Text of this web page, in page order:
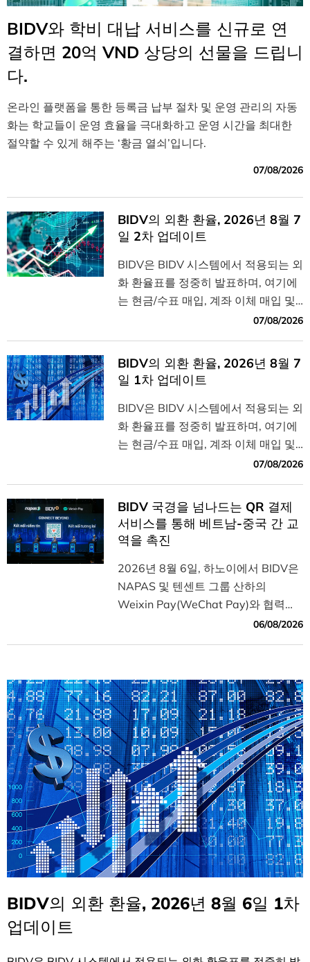
BIDV와 학비 대납 서비스를 신규로 연
결하면 20억 VND 상당의 선물을 드립니
다.
온라인 플랫폼을 통한 등록금 납부 절차 및 운영 관리의 자동
화는 학교들이 운영 효율을 극대화하고 운영 시간을 최대한
절약할 수 있게 해주는 ‘황금 열쇠’입니다.
07/08/2026
BIDV의 외환 환율, 2026년 8월 7
일 2차 업데이트
BIDV은 BIDV 시스템에서 적용되는 외
화 환율표를 정중히 발표하며, 여기에
는 현금/수표 매입, 계좌 이체 매입 및
매도 환율이 모두 포함되어 있습니다.
07/08/2026
BIDV의 외환 환율, 2026년 8월 7
일 1차 업데이트
BIDV은 BIDV 시스템에서 적용되는 외
화 환율표를 정중히 발표하며, 여기에
는 현금/수표 매입, 계좌 이체 매입 및
매도 환율이 모두 포함되어 있습니다.
07/08/2026
BIDV 국경을 넘나드는 QR 결제
서비스를 통해 베트남-중국 간 교
역을 촉진
2026년 8월 6일, 하노이에서 BIDV은
NAPAS 및 텐센트 그룹 산하의
Weixin Pay(WeChat Pay)와 협력하
여 베트남-중국 간 국경을 넘는 QR 결
06/08/2026
BIDV의 외환 환율, 2026년 8월 6일 1차
업데이트